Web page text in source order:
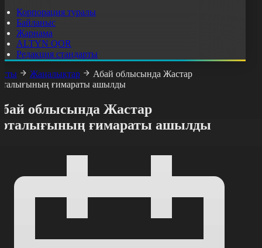
Корпорация туралы
Байланыс
Жарнама
ALTYN QOR
Редакция стандарты
Жаңалықтар
Абай облысында Жастар
ғимараты ашылды
облысында Жастар
ғимараты ашылды